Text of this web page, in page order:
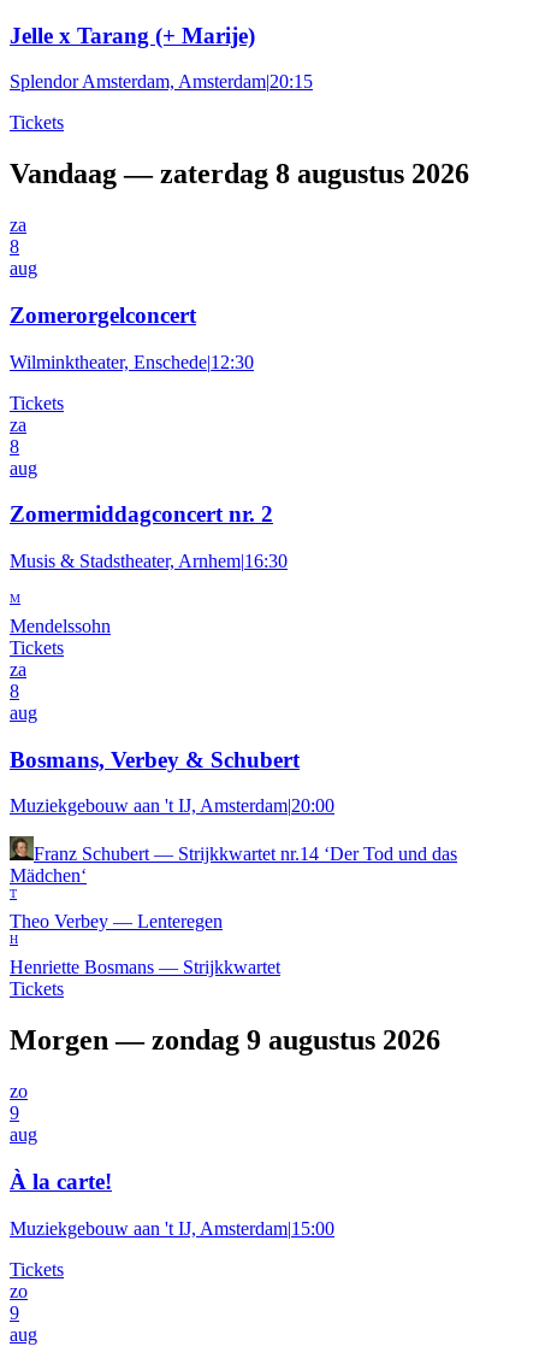
Jelle x Tarang (+ Marije)
Splendor Amsterdam, Amsterdam|20:15
Tickets
Vandaag — zaterdag 8 augustus 2026
za
8
aug
Zomerorgelconcert
Wilminktheater, Enschede|12:30
Tickets
za
8
aug
Zomermiddagconcert nr. 2
Musis & Stadstheater, Arnhem|16:30
M
Mendelssohn
Tickets
za
8
aug
Bosmans, Verbey & Schubert
Muziekgebouw aan 't IJ, Amsterdam|20:00
Franz Schubert — Strijkkwartet nr.14 ‘Der Tod und das
Mädchen‘
T
Theo Verbey — Lenteregen
H
Henriette Bosmans — Strijkkwartet
Tickets
Morgen — zondag 9 augustus 2026
zo
9
aug
À la carte!
Muziekgebouw aan 't IJ, Amsterdam|15:00
Tickets
zo
9
aug